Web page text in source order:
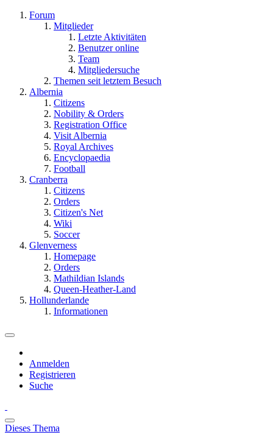
Forum
Mitglieder
Letzte Aktivitäten
Benutzer online
Team
Mitgliedersuche
Themen seit letztem Besuch
Albernia
Citizens
Nobility & Orders
Registration Office
Visit Albernia
Royal Archives
Encyclopaedia
Football
Cranberra
Citizens
Orders
Citizen's Net
Wiki
Soccer
Glenverness
Homepage
Orders
Mathildian Islands
Queen-Heather-Land
Hollunderlande
Informationen
Anmelden
Registrieren
Suche
Dieses Thema